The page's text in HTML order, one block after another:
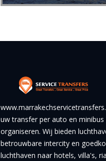
uw transfer per auto en
organiseren. Wij bieden
betrouwbare intercity en
luchthaven naar hotels, villa's,